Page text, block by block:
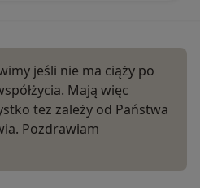
jeśli nie ma ciąży po
Mają więc
tez zależy od Państwa
Pozdrawiam